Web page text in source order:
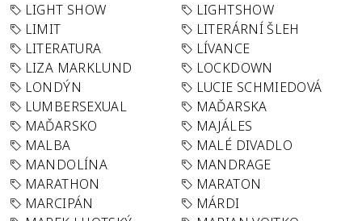
LIGHT SHOW
LIGHTSHOW
LIMIT
LITERÁRNÍ ŠLEH
LITERATURA
LÍVANCE
LIZA MARKLUND
LOCKDOWN
LONDÝN
LUCIE SCHMIEDOVÁ
LUMBERSEXUAL
MAĎARSKA
MAĎARSKO
MAJÁLES
MALBA
MALÉ DIVADLO
MANDOLÍNA
MANDRAGE
MARATHON
MARATON
MARCIPÁN
MÁRDI